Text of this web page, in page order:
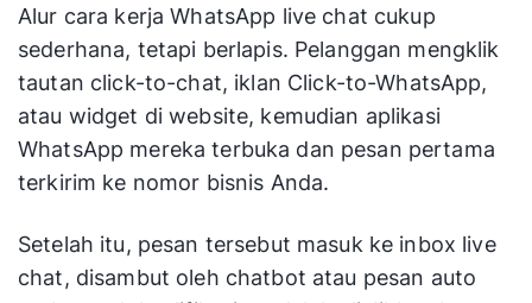
Alur cara kerja WhatsApp live chat cukup
sederhana, tetapi berlapis. Pelanggan mengklik
tautan click-to-chat, iklan Click-to-WhatsApp,
atau widget di website, kemudian aplikasi
WhatsApp mereka terbuka dan pesan pertama
terkirim ke nomor bisnis Anda.
Setelah itu, pesan tersebut masuk ke inbox live
chat, disambut oleh chatbot atau pesan auto